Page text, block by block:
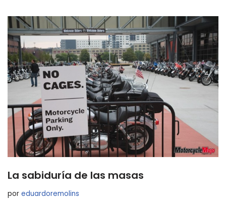
La sabiduría de las masas
por eduardoremolins